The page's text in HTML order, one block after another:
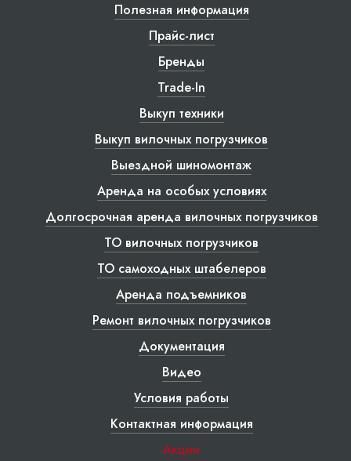
Полезная информация
Прайс-лист
Бренды
Trade-In
Выкуп техники
Выкуп вилочных погрузчиков
Выездной шиномонтаж
Аренда на особых условиях
Долгосрочная аренда вилочных погрузчиков
ТО вилочных погрузчиков
ТО самоходных штабелеров
Аренда подъемников
Ремонт вилочных погрузчиков
Документация
Видео
Условия работы
Контактная информация
Акции